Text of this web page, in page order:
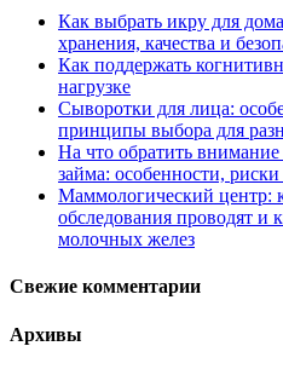
Как выбрать икру для
хранения, качества и
Как поддержать
нагрузке
Сыворотки для лица:
принципы выбора для
На что обратить
займа: особенности,
Маммологический центр:
обследования проводят и
молочных желез
Свежие комментарии
Архивы